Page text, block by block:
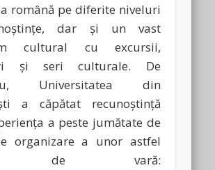
română pe diferite niveluri
dar şi un vast
cultural cu excursii,
şi seri culturale. De
Universitatea din
a căpătat recunoştinţă
a peste jumătate de
organizare a unor astfel
de vară: